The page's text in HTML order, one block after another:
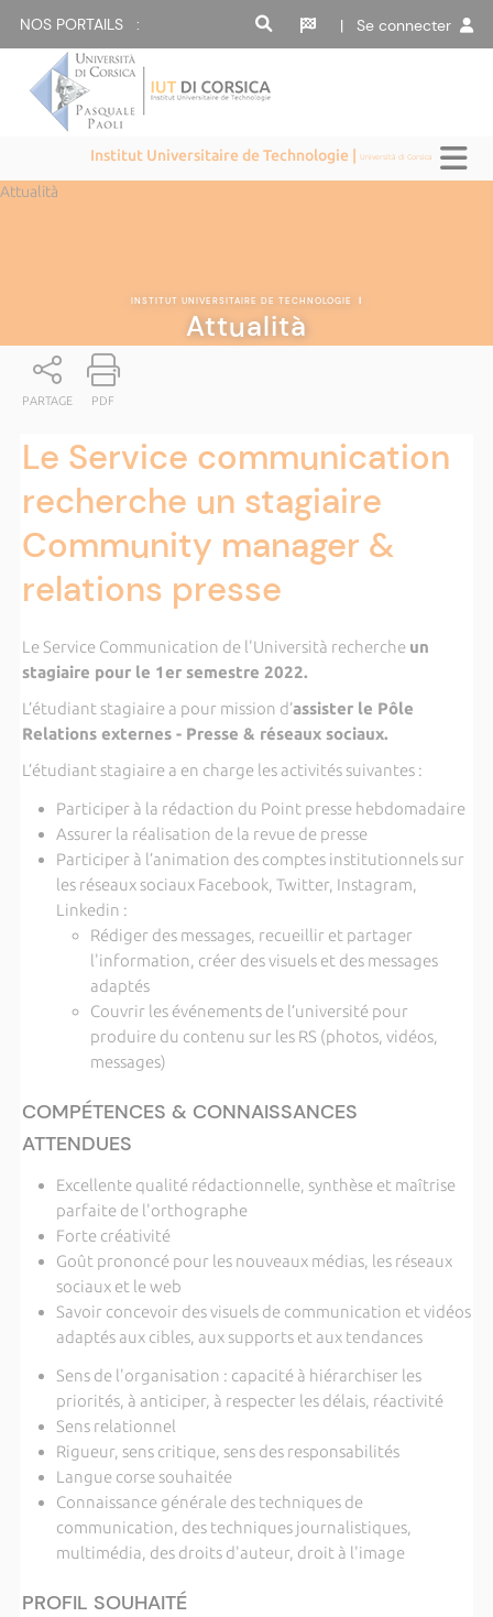
NOS PORTAILS : | Se connecter
Institut Universitaire de Technologie |Università di Corsica
Attualità
INSTITUT UNIVERSITAIRE DE TECHNOLOGIE |
Attualità
PARTAGE PDF
Le Service communication
recherche un stagiaire
Community manager &
relations presse
Le Service Communication de l'Università recherche un
stagiaire pour le 1er semestre 2022.
L’étudiant stagiaire a pour mission d’assister le Pôle
Relations externes - Presse & réseaux sociaux.
L’étudiant stagiaire a en charge les activités suivantes :
Participer à la rédaction du Point presse hebdomadaire
Assurer la réalisation de la revue de presse
Participer à l’animation des comptes institutionnels sur
les réseaux sociaux Facebook, Twitter, Instagram,
Linkedin :
Rédiger des messages, recueillir et partager
l'information, créer des visuels et des messages
adaptés
Couvrir les événements de l’université pour
produire du contenu sur les RS (photos, vidéos,
messages)
COMPÉTENCES & CONNAISSANCES
ATTENDUES
Excellente qualité rédactionnelle, synthèse et maîtrise
parfaite de l'orthographe
Forte créativité
Goût prononcé pour les nouveaux médias, les réseaux
sociaux et le web
Savoir concevoir des visuels de communication et vidéos
adaptés aux cibles, aux supports et aux tendances
Sens de l'organisation : capacité à hiérarchiser les
priorités, à anticiper, à respecter les délais, réactivité
Sens relationnel
Rigueur, sens critique, sens des responsabilités
Langue corse souhaitée
Connaissance générale des techniques de
communication, des techniques journalistiques,
multimédia, des droits d'auteur, droit à l'image
PROFIL SOUHAITÉ